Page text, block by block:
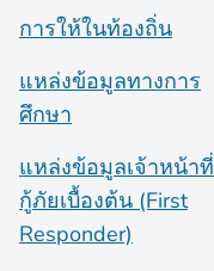
การให้ในท้องถิ่น
แหล่งข้อมูลทางการ
ศึกษา
แหล่งข้อมูลเจ้าหน้าที่
กู้ภัยเบื้องต้น (First
Responder)